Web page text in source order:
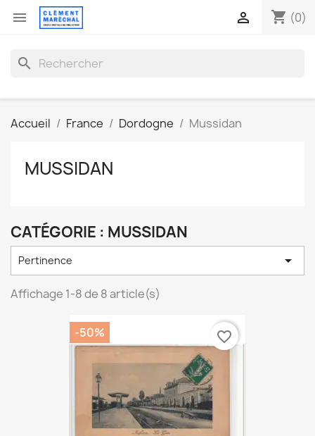
 shopping_cart (0)

search
Accueil France Dordogne Mussidan
MUSSIDAN
CATÉGORIE : MUSSIDAN
Pertinence 
Affichage 1-8 de 8 article(s)
-50% favorite_border